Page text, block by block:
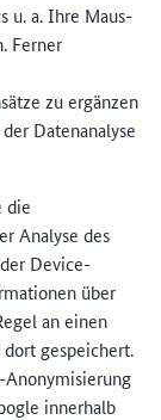
u. a. Ihre Maus-
Ferner
zu ergänzen
Datenanalyse
die
Analyse des
Device-
über
an einen
gespeichert.
innerhalb